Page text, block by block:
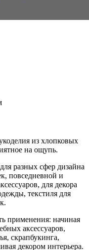
из хлопковых
на ощупь.
разных сфер дизайна
повседневной и
для декора
текстиля для
применения: начиная
аксессуаров,
скрапбукинга,
декором интерьера.